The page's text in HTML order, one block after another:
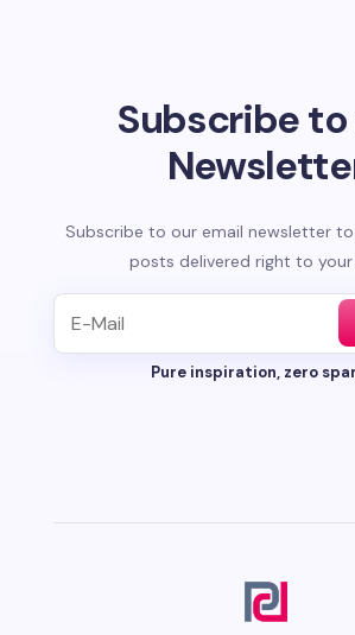
Subscribe
Subscribe to our email newsletter
posts delivered right to your
Pure inspiration, zero